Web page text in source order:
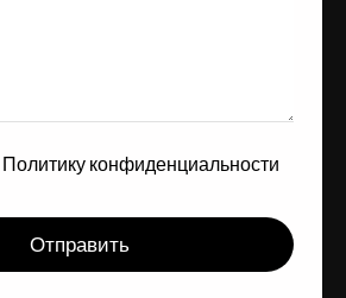
Политику конфиденциальности